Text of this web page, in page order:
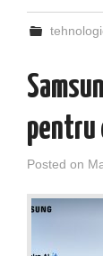
pentru
Posted on